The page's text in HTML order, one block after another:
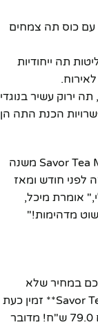
עם כוס תה צמחים
תה ייחודיות
ירוק עשיר בנוגדי
הכנת התה הן
חוות דעת של לקוחות מרוצים מראות שה-Savor Tea Mug משנה
לפני חודש ומאז
אומרת מיכל,
מדהימות!"
במחיר שלא
יחזור! ה-**ספל לחליטה ומיצוי תיונים Savor Tea Mug** זמין כעת
במחיר מיוחד של **49.9 ש"ח בלבד**, במקום 79.0 ש"ח! מדובר